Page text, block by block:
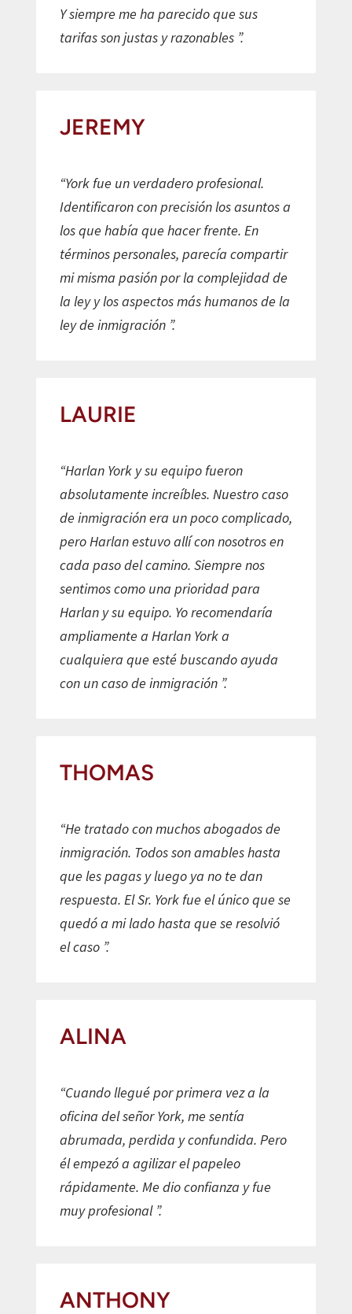
Y siempre me ha parecido que sus
tarifas son justas y razonables ”.
JEREMY
“York fue un verdadero profesional.
Identificaron con precisión los asuntos a
los que había que hacer frente. En
términos personales, parecía compartir
mi misma pasión por la complejidad de
la ley y los aspectos más humanos de la
ley de inmigración ”.
LAURIE
“Harlan York y su equipo fueron
absolutamente increíbles. Nuestro caso
de inmigración era un poco complicado,
pero Harlan estuvo allí con nosotros en
cada paso del camino. Siempre nos
sentimos como una prioridad para
Harlan y su equipo. Yo recomendaría
ampliamente a Harlan York a
cualquiera que esté buscando ayuda
con un caso de inmigración ”.
THOMAS
“He tratado con muchos abogados de
inmigración. Todos son amables hasta
que les pagas y luego ya no te dan
respuesta. El Sr. York fue el único que se
quedó a mi lado hasta que se resolvió
el caso ”.
ALINA
“Cuando llegué por primera vez a la
oficina del señor York, me sentía
abrumada, perdida y confundida. Pero
él empezó a agilizar el papeleo
rápidamente. Me dio confianza y fue
muy profesional ”.
ANTHONY